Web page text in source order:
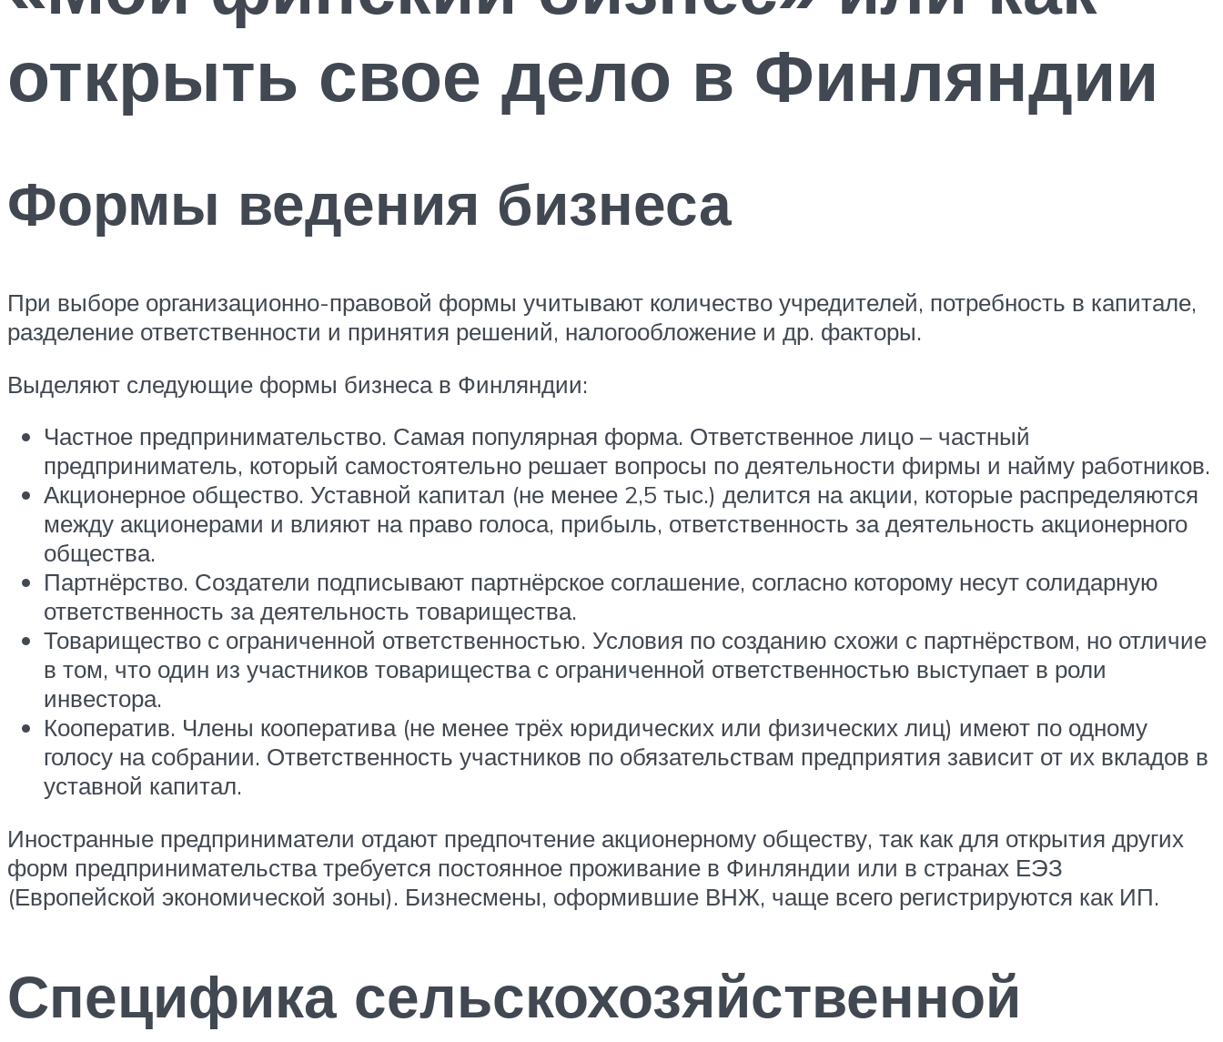
открыть свое дело в Финляндии
Формы ведения бизнеса
При выборе организационно-правовой формы учитывают количество учредителей, потребность в капитале,
разделение ответственности и принятия решений, налогообложение и др. факторы.
Выделяют следующие формы бизнеса в Финляндии:
Частное предпринимательство. Самая популярная форма. Ответственное лицо – частный
предприниматель, который самостоятельно решает вопросы по деятельности фирмы и найму работников.
Акционерное общество. Уставной капитал (не менее 2,5 тыс.) делится на акции, которые распределяются
между акционерами и влияют на право голоса, прибыль, ответственность за деятельность акционерного
общества.
Партнёрство. Создатели подписывают партнёрское соглашение, согласно которому несут солидарную
ответственность за деятельность товарищества.
Товарищество с ограниченной ответственностью. Условия по созданию схожи с партнёрством, но отличие
в том, что один из участников товарищества с ограниченной ответственностью выступает в роли
инвестора.
Кооператив. Члены кооператива (не менее трёх юридических или физических лиц) имеют по одному
голосу на собрании. Ответственность участников по обязательствам предприятия зависит от их вкладов в
уставной капитал.
Иностранные предприниматели отдают предпочтение акционерному обществу, так как для открытия других
форм предпринимательства требуется постоянное проживание в Финляндии или в странах ЕЭЗ
(Европейской экономической зоны). Бизнесмены, оформившие ВНЖ, чаще всего регистрируются как ИП.
Специфика сельскохозяйственной